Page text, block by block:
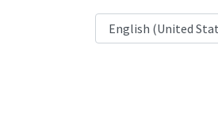
Language